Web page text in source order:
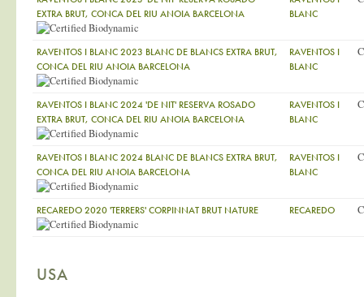
EXTRA BRUT, CONCA DEL RIU ANOIA BARCELONA
BLANC
RAVENTOS I BLANC 2023 BLANC DE BLANCS EXTRA BRUT,
CONCA DEL RIU ANOIA BARCELONA
RAVENTOS I
BLANC
RAVENTOS I BLANC 2024 'DE NIT' RESERVA ROSADO
EXTRA BRUT, CONCA DEL RIU ANOIA BARCELONA
RAVENTOS I
BLANC
RAVENTOS I BLANC 2024 BLANC DE BLANCS EXTRA BRUT,
CONCA DEL RIU ANOIA BARCELONA
RAVENTOS I
BLANC
RECAREDO 2020 'TERRERS' CORPINNAT BRUT NATURE RECAREDO
USA